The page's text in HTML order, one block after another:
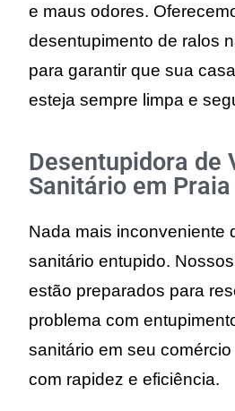
e maus odores.
desentupimento de ralos
para garantir que sua
esteja sempre limpa e
Desentupidora de
Sanitário em Praia
Nada mais inconveniente
sanitário entupido.
estão preparados para
problema com
sanitário em seu
com rapidez e eficiência.